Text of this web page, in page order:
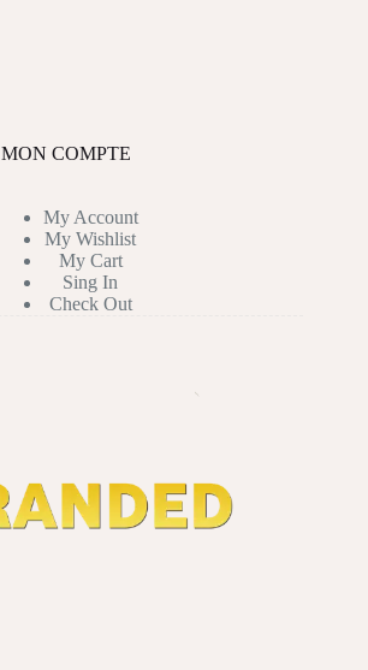
MON COMPTE
My Account
My Wishlist
My Cart
Sing In
Check Out